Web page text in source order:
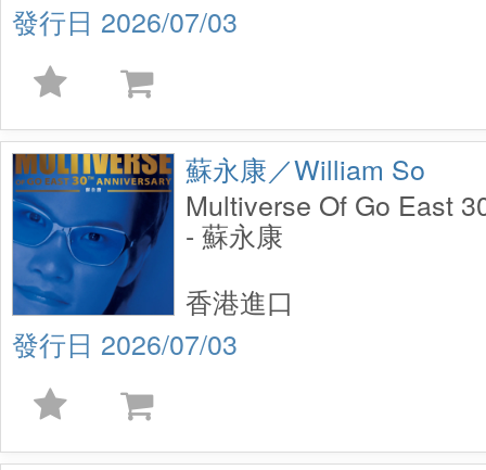
2026/07/03
蘇永康／William So
Multiverse Of Go East
- 蘇永康
2026/07/03
香港進口